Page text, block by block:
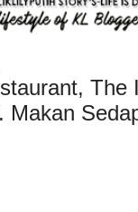
The
Makan